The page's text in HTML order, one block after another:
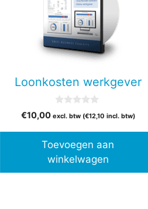
Loonkosten werkgever
v
5
€10,00 excl. btw (€12,10 incl. btw)
Toevoegen aan
winkelwagen